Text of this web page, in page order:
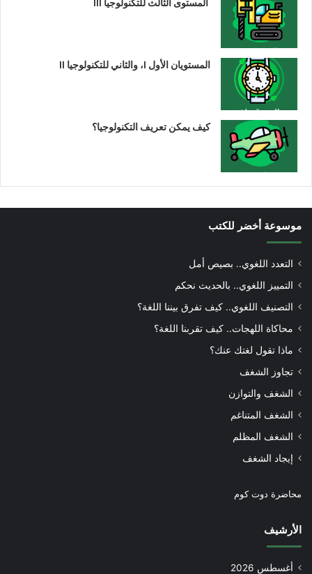
المستوى الثالث للتكنولوجيا III
المستويان الأول I، والثاني للتكنولوجيا II
كيف يمكن تعريف التكنولوجيا؟
موسوعة أخضر للكتب
التعدد اللغوي.. بصيص أمل
التمييز اللغوي.. بالحديث نحكم
التصنيف اللغوي.. كيف تفرق بيننا اللغة؟
محاكاة اللهجات.. كيف تقربنا اللغة؟
ماذا تقول لغتك عنك؟
تجاوز الشغف
الشغف والتوازن
الشغف المتناغم
الشغف المظلم
إيجاد الشغف
محاضرة دوت كوم
الأرشيف
أغسطس 2026